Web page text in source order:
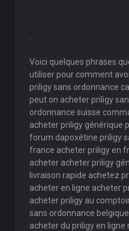
Voici quelques phrases
utiliser pour comment
priligy sans ordonnance
peut on acheter priligy
ordonnance suisse
acheter priligy générique
forum dapoxétine priligy
france acheter priligy en
acheter acheter priligy
livraison rapide achetez
acheter en ligne acheter
acheter priligy au
sans ordonnance
acheter du priligy en